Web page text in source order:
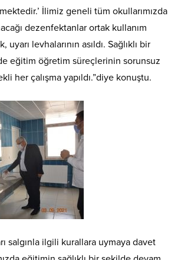
İlimiz geneli tüm okullarımızda
dezenfektanlar ortak kullanım
levhalarının asıldı. Sağlıklı bir
eğitim öğretim süreçlerinin sorunsuz
her çalışma yapıldı.”diye konuştu.
salgınla ilgili kurallara uymaya davet